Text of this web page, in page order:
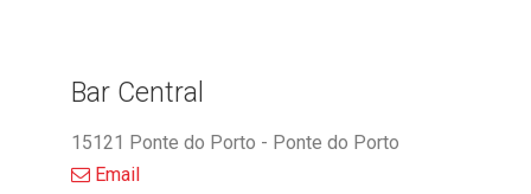
Bar Central
15121 Ponte do Porto - Ponte do Porto
Email